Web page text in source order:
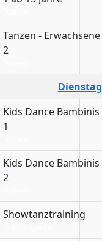
Tanzen - Erwachsene
2
Dienstag
Kids Dance Bambinis
1
Kids Dance Bambinis
2
Showtanztraining